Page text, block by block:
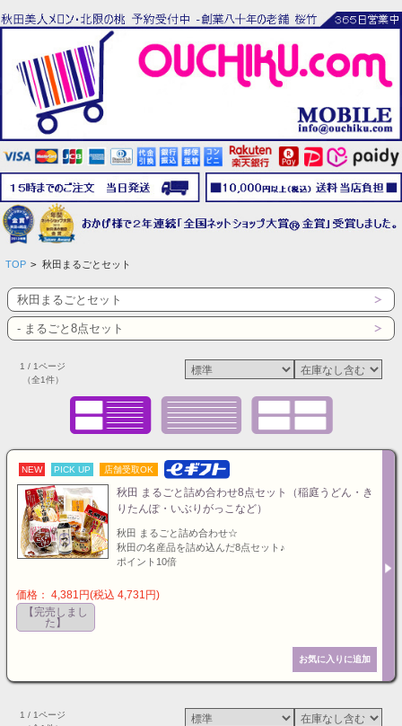
TOP > 秋田まるごとセット
秋田まるごとセット
- まるごと8点セット
1 / 1ページ
（全1件）
NEW PICK UP 店舗受取OK
秋田 まるごと詰め合わせ8点セット（稲庭うどん・き
りたんぽ・いぶりがっこなど）
秋田 まるごと詰め合わせ☆
秋田の名産品を詰め込んだ8点セット♪
ポイント10倍
価格： 4,381円(税込 4,731円)
【完売しまし
た】
1 / 1ページ